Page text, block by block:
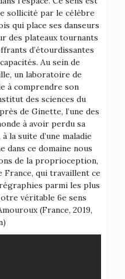
sollicité par le célèbre
qui place ses danseurs
des plateaux tournants
d’étourdissantes
Au sein de
un laboratoire de
à comprendre son
des sciences du
de Ginette, l’une des
à avoir perdu sa
la suite d’une maladie
dans ce domaine nous
de la proprioception,
qui travaillent ce
parmi les plus
véritable 6e sens
(France, 2019,